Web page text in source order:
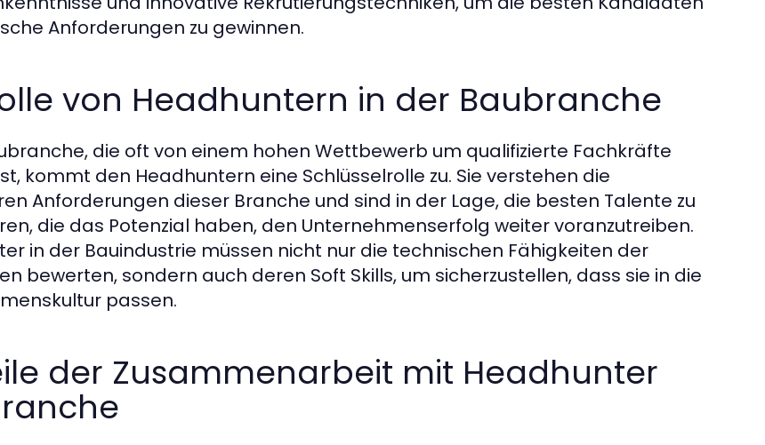
Anforderungen zu gewinnen.
von Headhuntern in der Baubranche
die oft von einem hohen Wettbewerb um qualifizierte Fachkräfte
kommt den Headhuntern eine Schlüsselrolle zu. Sie verstehen die
Anforderungen dieser Branche und sind in der Lage, die besten Talente zu
die das Potenzial haben, den Unternehmenserfolg weiter voranzutreiben.
in der Bauindustrie müssen nicht nur die technischen Fähigkeiten der
bewerten, sondern auch deren Soft Skills, um sicherzustellen, dass sie in die
passen.
der Zusammenarbeit mit Headhunter